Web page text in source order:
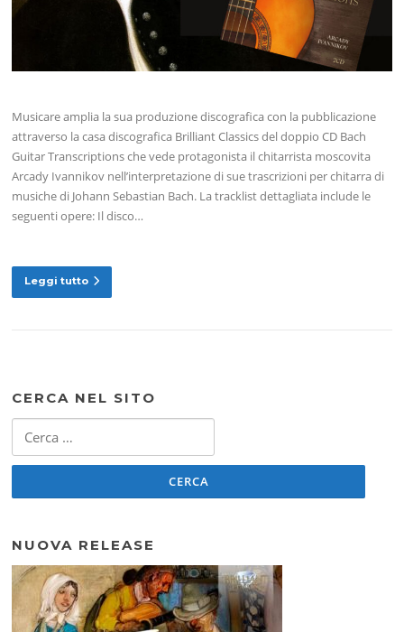
Musicare amplia la sua produzione discografica con la pubblicazione
attraverso la casa discografica Brilliant Classics del doppio CD Bach
Guitar Transcriptions che vede protagonista il chitarrista moscovita
Arcady Ivannikov nell’interpretazione di sue trascrizioni per chitarra di
musiche di Johann Sebastian Bach. La tracklist dettagliata include le
seguenti opere: Il disco…
Leggi tutto
CERCA NEL SITO
per:
NUOVA RELEASE